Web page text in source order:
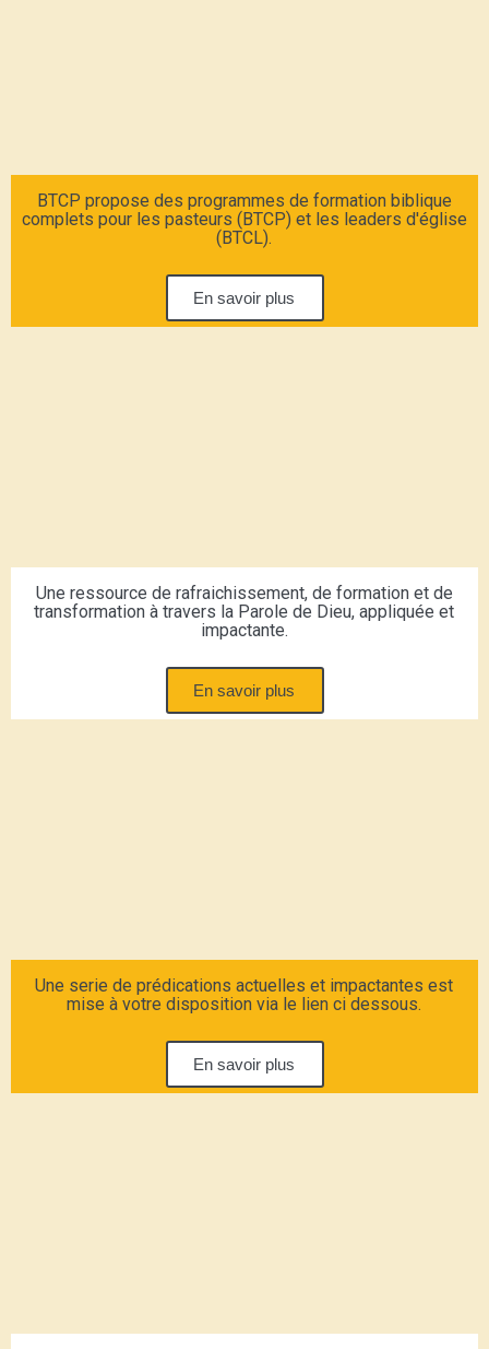
BTCP propose des programmes de formation biblique
complets pour les pasteurs (BTCP) et les leaders d'église
(BTCL).
En savoir plus
Une ressource de rafraichissement, de formation et de
transformation à travers la Parole de Dieu, appliquée et
impactante.
En savoir plus
Une serie de prédications actuelles et impactantes est
mise à votre disposition via le lien ci dessous.
En savoir plus